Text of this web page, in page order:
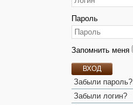
Пароль
Запомнить меня
ВХОД
Забыли пароль?
Забыли логин?